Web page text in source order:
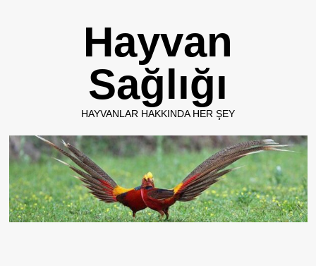
Hayvan
Sağlığı
HAYVANLAR HAKKINDA HER ŞEY